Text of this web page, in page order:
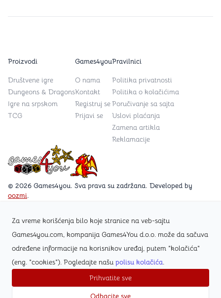
Za vreme korišćenja bilo koje stranice na veb-sajtu
Games4you.com, kompanija Games4You d.o.o. može da sačuva
određene informacije na korisnikov uređaj, putem "kolačića"
(eng. "cookies"). Pogledajte našu polisu kolačića.
Prihvatite sve
Odbacite sve
Games4you logo
© 2026 Games4you. Sva prava su zadržana. Developed by
oozmi.
Posetite Facebook stranicu /Games4you.rs
Zapratite Instagram profil @games4yours
Proizvodi
Društvene igre
Dungeons & Dragons
Igre na srpskom
TCG
Games4you
O nama
Kontakt
Registruj se
Prijavi se
Pravilnici
Politika privatnosti
Politika o kolačićima
Poručivanje sa sajta
Uslovi plaćanja
Zamena artikla
Reklamacije